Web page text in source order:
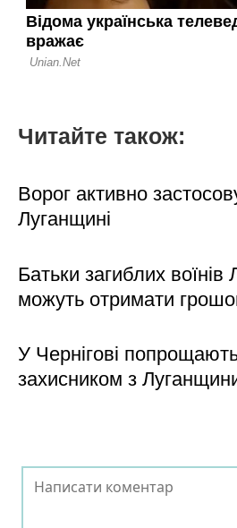
Читайте також:
Ворог активно
Луганщині
Батьки загиблих
можуть отримати
У Чернігові
захисником з